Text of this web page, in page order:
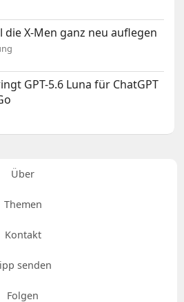
die X-Men ganz neu auflegen
GPT-5.6 Luna für ChatGPT
Über
Themen
Kontakt
senden
Folgen